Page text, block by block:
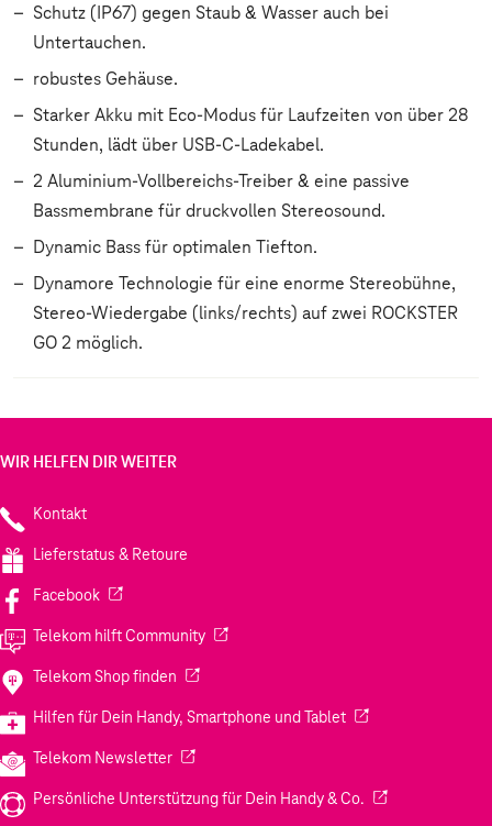
Schutz (IP67) gegen Staub & Wasser auch bei
Untertauchen.
robustes Gehäuse.
Starker Akku mit Eco-Modus für Laufzeiten von über 28
Stunden, lädt über USB-C-Ladekabel.
2 Aluminium-Vollbereichs-Treiber & eine passive
Bassmembrane für druckvollen Stereosound.
Dynamic Bass für optimalen Tiefton.
Dynamore Technologie für eine enorme Stereobühne,
Stereo-Wiedergabe (links/rechts) auf zwei ROCKSTER
GO 2 möglich.
WIR HELFEN DIR WEITER
Kontakt
Lieferstatus & Retoure
Facebook(Wird in einem neuen Tab geöffnet)
Telekom hilft Community(Wird in einem neuen Tab geöffnet)
Telekom Shop finden (Wird in einem neuen Tab geöffnet)
Hilfen für Dein Handy, Smartphone und Tablet(Wird in einem
Telekom Newsletter(Wird in einem neuen Tab geöffnet)
Persönliche Unterstützung für Dein Handy & Co. (Wird in einem